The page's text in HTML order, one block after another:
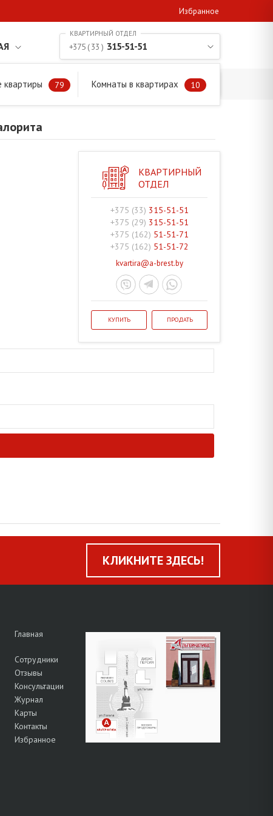
Избранное
квартиры 79 Комнаты в квартирах 10
+375 ( 33 ) 315-51-51
КВАРТИРНЫЙ
ОТДЕЛ
+375 (33) 315-51-51
+375 (29) 315-51-51
+375 (162) 51-51-71
+375 (162) 51-51-72
kvartira@a-brest.by
КУПИТЬ ПРОДАТЬ
КЛИКНИТЕ ЗДЕСЬ!
Главная
Сотрудники
Отзывы
Консультации
Журнал
Карты
Контакты
Избранное